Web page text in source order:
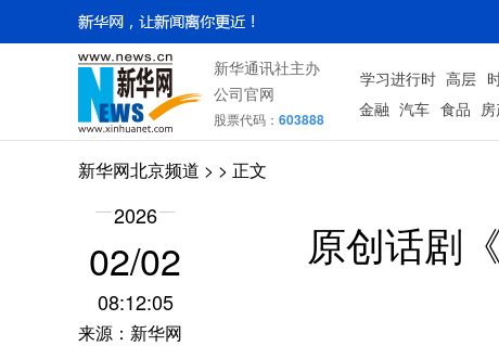
新华通讯社主办
公司官网
股票代码： 603888
学习进行时 高层
金融 汽车 食品
新华网北京频道 > > 正文
2026
02/02
08:12:05
来源：新华网
原创话剧